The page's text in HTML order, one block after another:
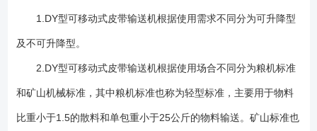
紧。 5、 输 送 带：起传递牵引力及承载物料的作用。采用三层棉芯织
物的普通橡胶运输带。上胶厚3毫米。下胶厚1.5毫米。 6、 升降装
改变前、后支架间的夹角，使整机升降。仅可升降型有此部份。 7、
行走结构：有行轮与尾轮两部份。可升降型的行轮采用6.50-16型充气轮
1.DY型可移动式皮带输送机根据使用需求不同分为可升降型
及不可升降型。
2.DY型可移动式皮带输送机根据使用场合不同分为粮机标准
和矿山机械标准，其中粮机标准也称为轻型标准，主要用于物料
比重小于1.5的散料和单包重小于25公斤的物料输送。矿山标准也